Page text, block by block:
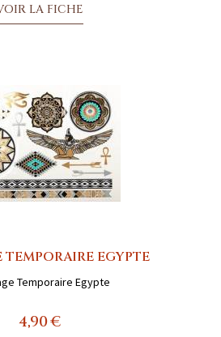
LA FICHE
TEMPORAIRE EGYPTE
Temporaire Egypte
4,90 €